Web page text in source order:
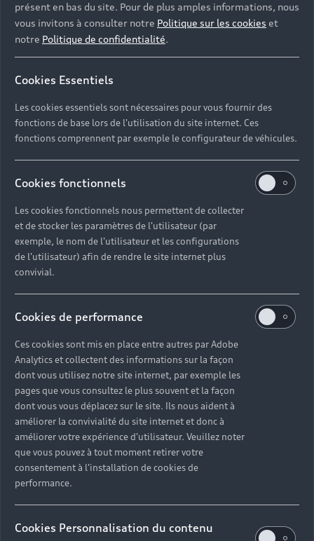
présent en bas du site. Pour de plus amples informations, nous
vous invitons à consulter notre Politique sur les cookies et
notre Politique de confidentialité.
Cookies Essentiels
Les cookies essentiels sont nécessaires pour vous fournir des
fonctions de base lors de l'utilisation du site internet. Ces
fonctions comprennent par exemple le configurateur de véhicules.
Cookies fonctionnels
Les cookies fonctionnels nous permettent de collecter
et de stocker les paramètres de l'utilisateur (par
exemple, le nom de l'utilisateur et les configurations
de l'utilisateur) afin de rendre le site internet plus
convivial.
Cookies de performance
Ces cookies sont mis en place entre autres par Adobe
Analytics et collectent des informations sur la façon
dont vous utilisez notre site internet, par exemple les
pages que vous consultez le plus souvent et la façon
dont vous vous déplacez sur le site. Ils nous aident à
améliorer la convivialité du site internet et donc à
améliorer votre expérience d'utilisateur. Veuillez noter
que vous pouvez à tout moment retirer votre
consentement à l'installation de cookies de
performance.
Cookies Personnalisation du contenu